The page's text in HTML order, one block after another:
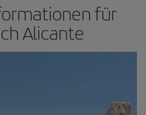
für
Alicante